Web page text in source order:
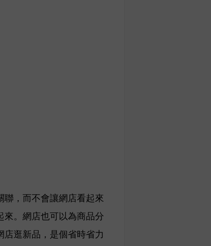
聯，而不會讓網店看起來
來。網店也可以為商品分
逛新品，是個省時省力